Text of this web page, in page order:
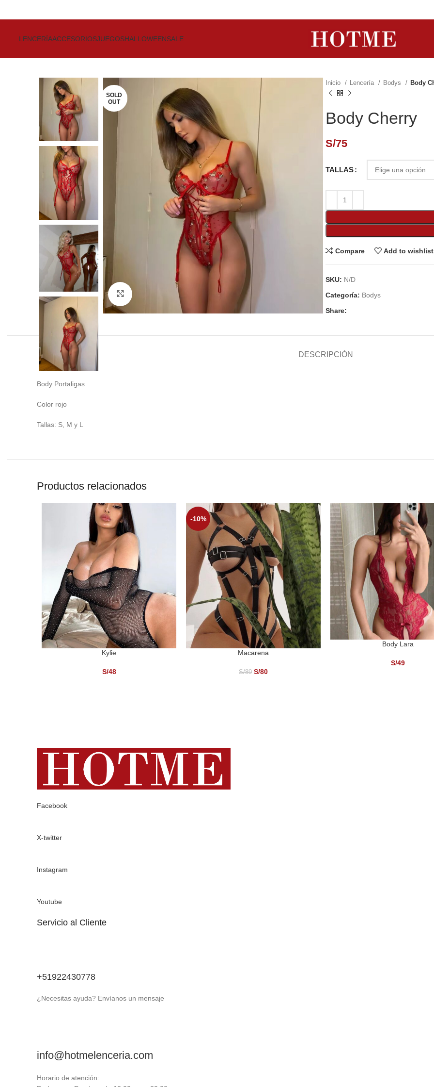
LENCERÍAACCESORIOSJUEGOSHALLOWEENSALE
SOLD
OUT
Click to enlarge
Inicio Lencería Bodys Body
Body Cherry
S/75
TALLAS
Compare Add to wishlist
SKU: N/D
Categoría: Bodys
Share:
DESCRIPCIÓN
Body Portaligas
Color rojo
Tallas: S, M y L
Productos relacionados
SELECCIONAR OPCIONES
Kylie
S/48
-10%
SELECCIONAR OPCIONES
Macarena
S/89 S/80
SELECCIONAR OPCIONES
Body Lara
S/49
Facebook
X-twitter
Instagram
Youtube
Servicio al Cliente
+51922430778
¿Necesitas ayuda? Envíanos un mensaje
info@hotmelenceria.com
Horario de atención: